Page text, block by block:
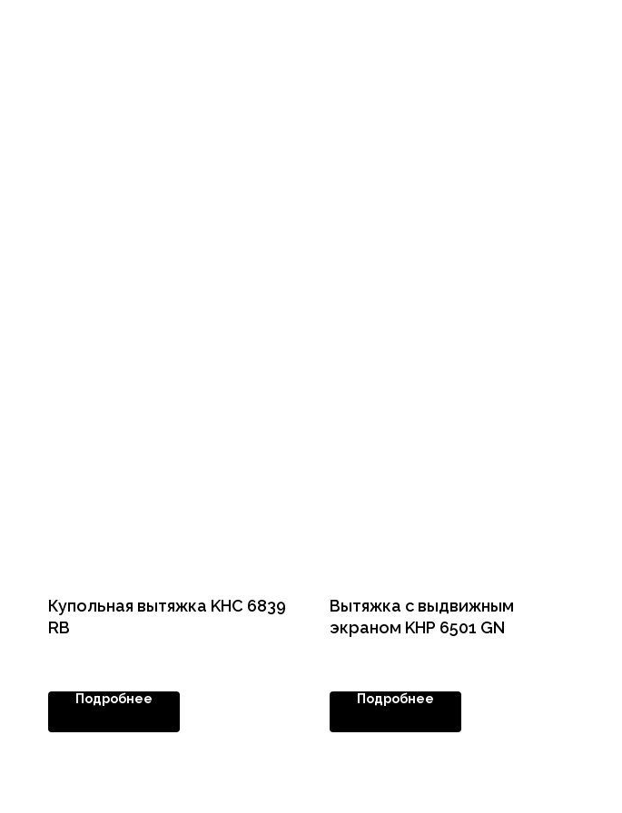
Купольная вытяжка KHC 6839
RB
Подробнее
Вытяжка с выдвижным
экраном KHP 6501 GN
Подробнее